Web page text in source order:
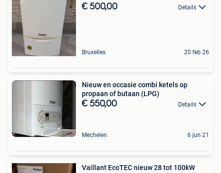
€ 500,00 Details
Bruxelles 20 feb 26
Nieuw en occasie combi ketels op
propaan of butaan (LPG)
€ 550,00 Details
Mechelen 6 jun 21
Vaillant EcoTEC nieuw 28 tot 100kW